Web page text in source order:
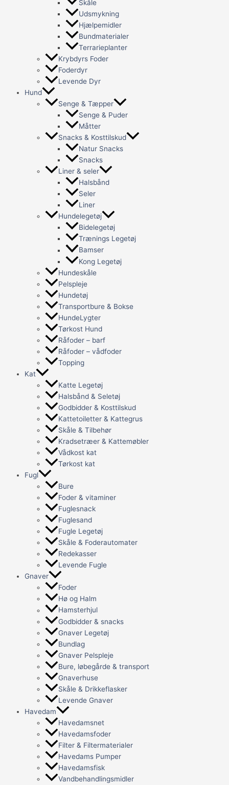
Skåle
Udsmykning
Hjælpemidler
Bundmaterialer
Terrarieplanter
Krybdyrs Foder
Foderdyr
Levende Dyr
Hund
Senge & Tæpper
Senge & Puder
Måtter
Snacks & Kosttilskud
Natur Snacks
Snacks
Liner & seler
Halsbånd
Seler
Liner
Hundelegetøj
Bidelegetøj
Trænings Legetøj
Bamser
Kong Legetøj
Hundeskåle
Pelspleje
Hundetøj
Transportbure & Bokse
HundeLygter
Tørkost Hund
Råfoder – barf
Råfoder – vådfoder
Topping
Kat
Katte Legetøj
Halsbånd & Seletøj
Godbidder & Kosttilskud
Kattetoiletter & Kattegrus
Skåle & Tilbehør
Kradsetræer & Kattemøbler
Vådkost kat
Tørkost kat
Fugl
Bure
Foder & vitaminer
Fuglesnack
Fuglesand
Fugle Legetøj
Skåle & Foderautomater
Redekasser
Levende Fugle
Gnaver
Foder
Hø og Halm
Hamsterhjul
Godbidder & snacks
Gnaver Legetøj
Bundlag
Gnaver Pelspleje
Bure, løbegårde & transport
Gnaverhuse
Skåle & Drikkeflasker
Levende Gnaver
Havedam
Havedamsnet
Havedamsfoder
Filter & Filtermaterialer
Havedams Pumper
Havedamsfisk
Vandbehandlingsmidler